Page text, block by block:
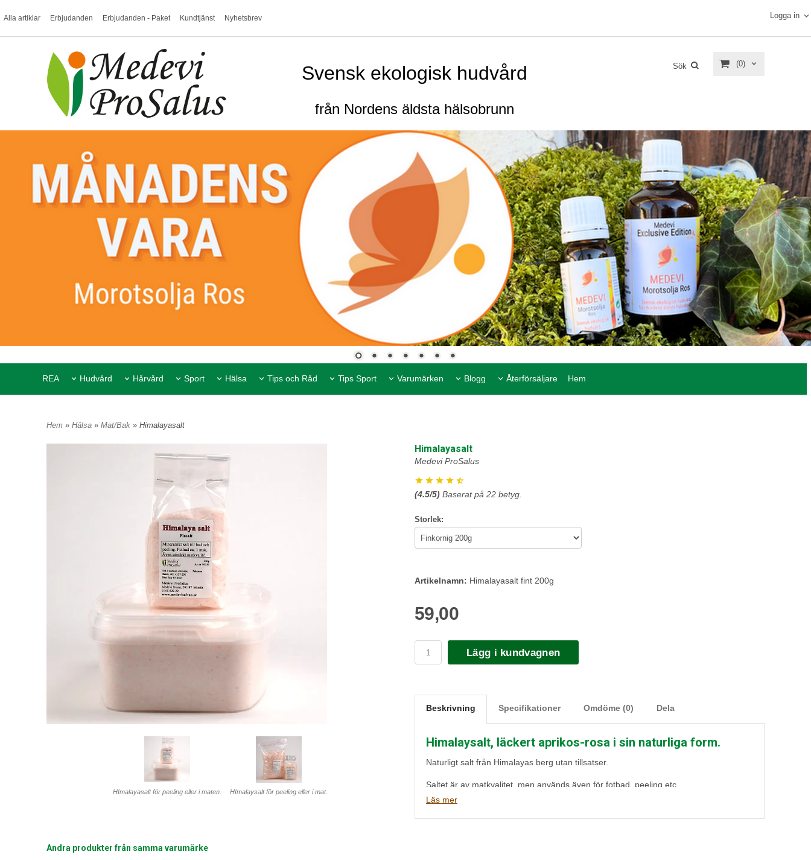
Alla artiklar Erbjudanden Erbjudanden - Paket Kundtjänst Nyhetsbrev Logga in
Svensk ekologisk hudvård
från Nordens äldsta hälsobrunn
(0)
REA Hudvård Hårvård Sport Hälsa Tips och Råd Tips Sport Varumärken Blogg Återförsäljare Hem
Hem » Hälsa » Mat/Bak » Himalayasalt
HImalayasalt för peeling eller i maten. HImalaysalt för peeling eller i mat.
Himalayasalt
Medevi ProSalus
(4.5/5) Baserat på 22 betyg.
Storlek:
Artikelnamn: Himalayasalt fint 200g
59,00
Lägg i kundvagnen
Beskrivning Specifikationer Omdöme (0) Dela
Himalaysalt, läckert aprikos-rosa i sin naturliga form.
Naturligt salt från Himalayas berg utan tillsatser.
Saltet är av matkvalitet, men används även för fotbad, peeling etc.
Läs mer
Andra produkter från samma varumärke